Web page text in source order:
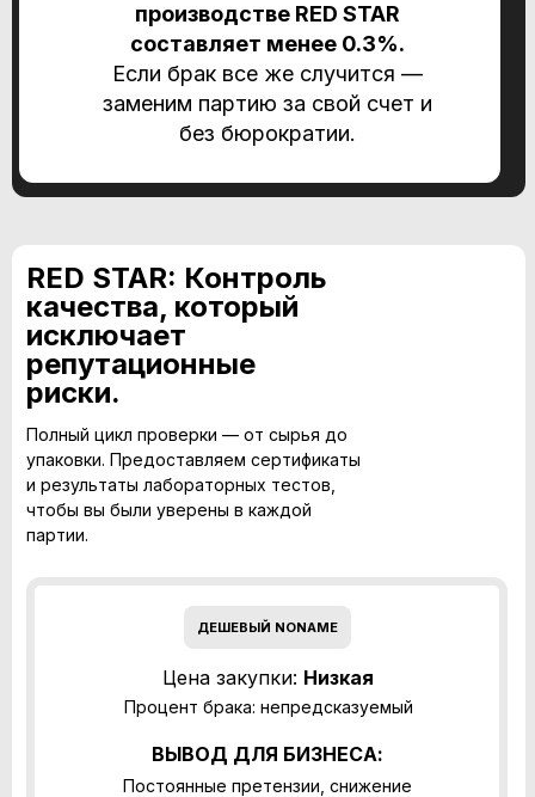
производстве RED STAR
составляет менее 0.3%.
Если брак все же случится —
заменим партию за свой счет и
без бюрократии.
RED STAR: Контроль
качества, который
исключает
репутационные
риски.
Полный цикл проверки — от сырья до
упаковки. Предоставляем сертификаты
и результаты лабораторных тестов,
чтобы вы были уверены в каждой
партии.
ДЕШЕВЫЙ NONAME
Процент брака: непредсказуемый
ВЫВОД ДЛЯ БИЗНЕСА:
Постоянные претензии, снижение
Цена закупки: Низкая